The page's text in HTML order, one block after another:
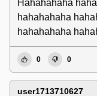
Hahahahaha
hahahahaha
hahahahaha
0 0
user1713710627